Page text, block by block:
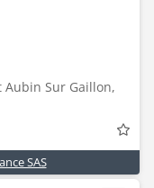
Aubin Sur Gaillon,
SAS